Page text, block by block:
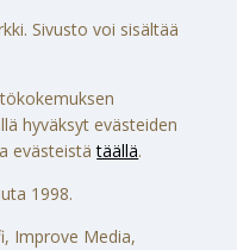
Sivusto voi sisältää
hyväksyt evästeiden
evästeistätäällä.
1998.
Improve Media,